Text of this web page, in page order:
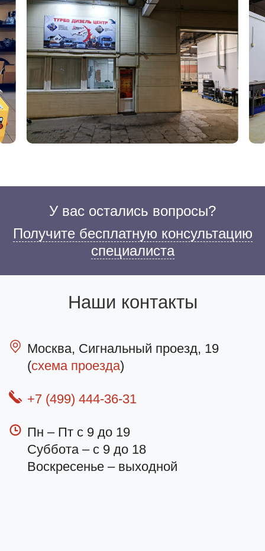
У вас остались вопросы?
Получите бесплатную консультацию
специалиста
Наши контакты
Москва, Сигнальный проезд, 19
(схема проезда)
+7 (499) 444-36-31
Пн – Пт с 9 до 19
Суббота – с 9 до 18
Воскресенье – выходной